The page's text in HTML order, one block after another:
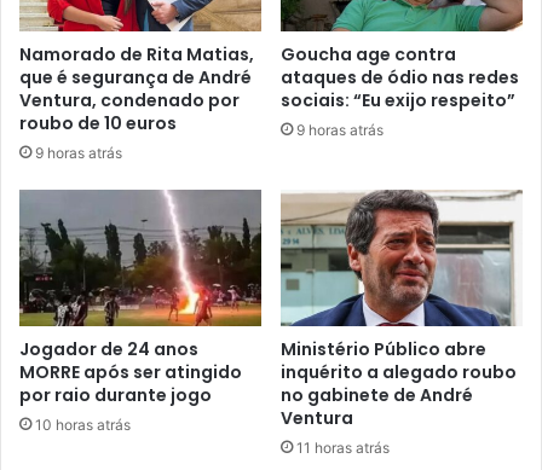
Namorado de Rita Matias,
que é segurança de André
Ventura, condenado por
roubo de 10 euros
9 horas atrás
Goucha age contra
ataques de ódio nas redes
sociais: “Eu exijo respeito”
9 horas atrás
Jogador de 24 anos
MORRE após ser atingido
por raio durante jogo
10 horas atrás
Ministério Público abre
inquérito a alegado roubo
no gabinete de André
Ventura
11 horas atrás